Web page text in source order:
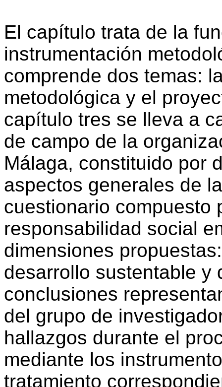
El capítulo trata de la
instrumentación
comprende dos temas:
metodológica y el
capítulo tres se lleva a
de campo de la
Málaga, constituido por
aspectos generales de
cuestionario compuesto
responsabilidad social
dimensiones
desarrollo sustentable y
conclusiones
del grupo de
hallazgos durante el
mediante los
tratamiento